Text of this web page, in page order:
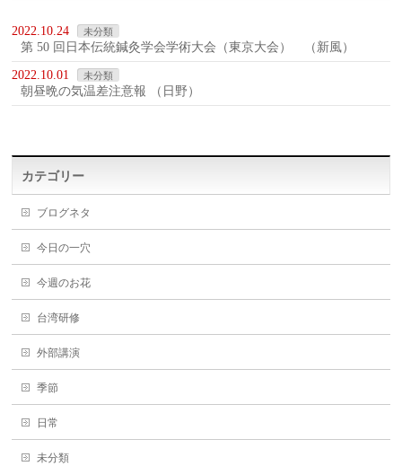
2022.10.24 未分類
第 50 回日本伝統鍼灸学会学術大会（東京大会） （新風）
2022.10.01 未分類
朝昼晩の気温差注意報 （日野）
カテゴリー
ブログネタ
今日の一穴
今週のお花
台湾研修
外部講演
季節
日常
未分類